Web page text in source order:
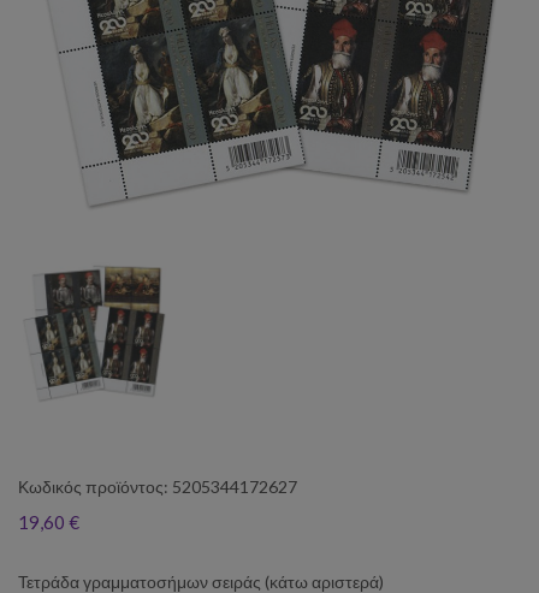
Κωδικός προϊόντος: 5205344172627
19,60 €
Τετράδα γραμματοσήμων σειράς (κάτω αριστερά)